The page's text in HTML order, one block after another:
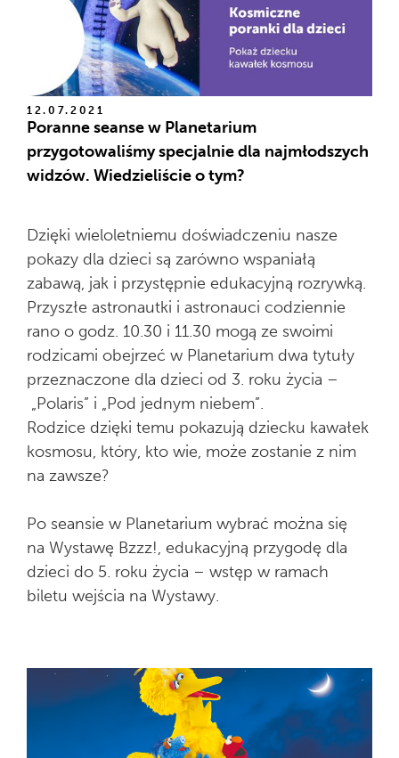
12.07.2021
Poranne seanse w Planetarium
przygotowaliśmy specjalnie dla najmłodszych
widzów. Wiedzieliście o tym?
Dzięki wieloletniemu doświadczeniu nasze
pokazy dla dzieci są zarówno wspaniałą
zabawą, jak i przystępnie edukacyjną rozrywką.
Przyszłe astronautki i astronauci codziennie
rano o godz. 10.30 i 11.30 mogą ze swoimi
rodzicami obejrzeć w Planetarium dwa tytuły
przeznaczone dla dzieci od 3. roku życia –
„Polaris” i „Pod jednym niebem”.
Rodzice dzięki temu pokazują dziecku kawałek
kosmosu, który, kto wie, może zostanie z nim
na zawsze?
Po seansie w Planetarium wybrać można się
na Wystawę Bzzz!, edukacyjną przygodę dla
dzieci do 5. roku życia – wstęp w ramach
biletu wejścia na Wystawy.